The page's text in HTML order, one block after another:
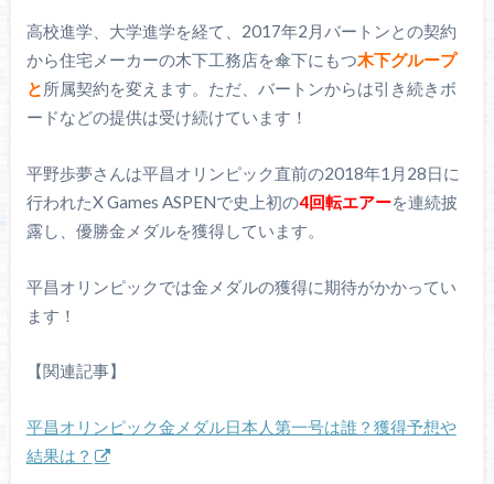
高校進学、大学進学を経て、2017年2月バートンとの契約
から住宅メーカーの木下工務店を傘下にもつ木下グループ
と 所属契約を変えます。ただ、バートンからは引き続きボ
ードなどの提供は受け続けています！
平野歩夢さんは平昌オリンピック直前の2018年1月28日に
行われたX Games ASPENで史上初の4回転エアーを連続披
露し、優勝金メダルを獲得しています。
平昌オリンピックでは金メダルの獲得に期待がかかってい
ます！
【関連記事】
平昌オリンピック金メダル日本人第一号は誰？獲得予想や
結果は？